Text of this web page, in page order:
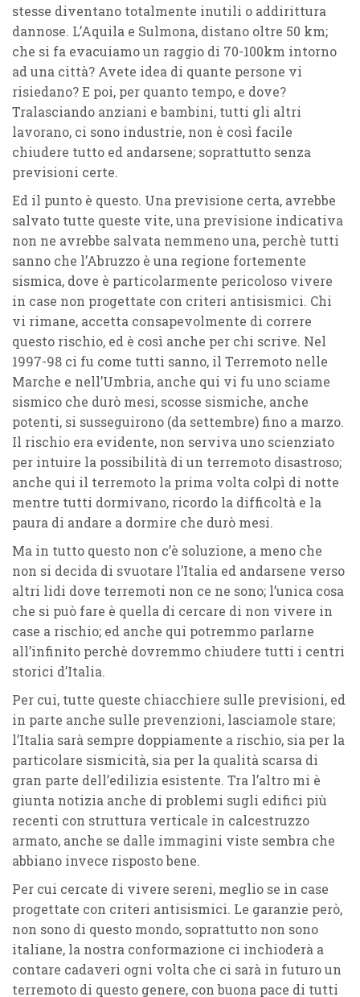
stesse diventano totalmente inutili o addirittura
dannose. L’Aquila e Sulmona, distano oltre 50 km;
che si fa evacuiamoun raggio di 70-100km intorno
ad una città? Avete idea di quante persone vi
risiedano? E poi, per quanto tempo, e dove?
Tralasciando anziani e bambini, tutti gli altri
lavorano, ci sono industrie, non è così facile
chiudere tutto ed andarsene; soprattutto senza
previsioni certe.
Ed il punto è questo. Una previsione certa, avrebbe
salvato tutte queste vite, una previsione indicativa
non ne avrebbe salvata nemmeno una, perchè tutti
sanno che l’Abruzzo è una regione fortemente
sismica, dove è particolarmente pericoloso vivere
in case non progettate con criteri antisismici. Chi
vi rimane, accetta consapevolmente di correre
questo rischio, ed è così anche per chi scrive. Nel
1997-98 ci fu come tutti sanno, il Terremoto nelle
Marche e nell’Umbria, anche qui vi fu uno sciame
sismico che durò mesi, scosse sismiche, anche
potenti, si susseguirono (da settembre) fino a marzo.
Il rischio era evidente, non serviva uno scienziato
per intuire la possibilità di un terremoto disastroso;
anche qui il terremoto la prima volta colpì di notte
mentre tutti dormivano, ricordo la difficoltà e la
paura di andare a dormire che durò mesi.
Ma in tutto questo non c’è soluzione, a meno che
non si decida di svuotare l’Italia ed andarsene verso
altri lidi dove terremoti non ce ne sono; l’unica cosa
che si può fare è quella di cercare di non vivere in
case a rischio; ed anche qui potremmo parlarne
all’infinito perchè dovremmo chiudere tutti i centri
storici d’Italia.
Per cui, tutte queste chiacchiere sulle previsioni, ed
in parte anche sulle prevenzioni, lasciamole stare;
l’Italia sarà sempre doppiamente a rischio, sia per la
particolare sismicità, sia per la qualità scarsa di
gran parte dell’edilizia esistente. Tra l’altro mi è
giunta notizia anche di problemi sugli edifici più
recenti con struttura verticale in calcestruzzo
armato, anche se dalle immagini viste sembra che
abbiano invece risposto bene.
Per cui cercate di vivere sereni, meglio se in case
progettate con criteri antisismici. Le garanzie però,
non sono di questo mondo, soprattutto non sono
italiane, la nostra conformazione ci inchioderà a
contare cadaveri ogni volta che ci sarà in futuro un
terremoto di questo genere, con buona pace di tutti